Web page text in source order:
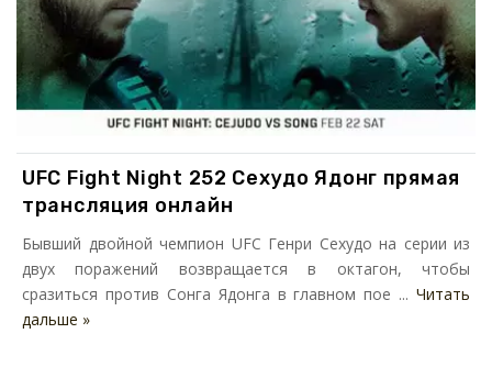
UFC Fight Night 252 Сехудо Ядонг прямая
трансляция онлайн
Бывший двойной чемпион UFC Генри Сехудо на серии из
двух поражений возвращается в октагон, чтобы
сразиться против Сонга Ядонга в главном пое ... Читать
дальше »